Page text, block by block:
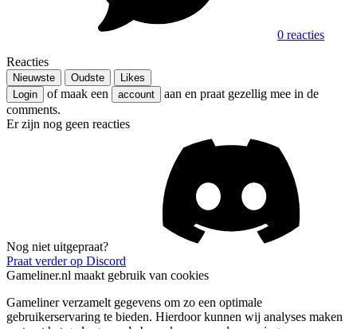
0 reacties
Reacties
Nieuwste Oudste
Likes
Login
of maak een account
aan en praat gezellig mee in de
comments.
Er zijn nog geen reacties
Nog niet uitgepraat?
Praat verder op Discord
Gameliner.nl maakt gebruik van cookies
Gameliner verzamelt gegevens om zo een optimale
gebruikerservaring te bieden. Hierdoor kunnen wij analyses maken